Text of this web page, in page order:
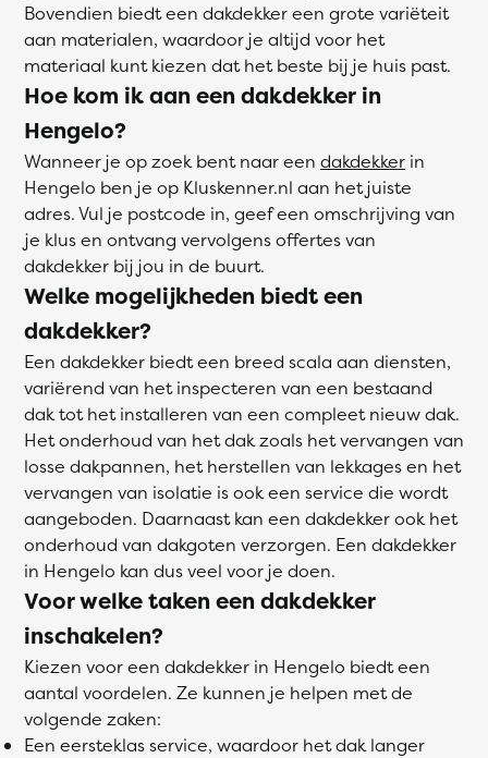
Bovendien biedt een dakdekker een grote variëteit
aan materialen, waardoor je altijd voor het
materiaal kunt kiezen dat het beste bij je huis past.
Hoe kom ik aan een dakdekker in
Hengelo?
Wanneer je op zoek bent naar een dakdekker in
Hengelo ben je op Kluskenner.nl aan het juiste
adres. Vul je postcode in, geef een omschrijving van
je klus en ontvang vervolgens offertes van
dakdekker bij jou in de buurt.
Welke mogelijkheden biedt een
dakdekker?
Een dakdekker biedt een breed scala aan diensten,
variërend van het inspecteren van een bestaand
dak tot het installeren van een compleet nieuw dak.
Het onderhoud van het dak zoals het vervangen van
losse dakpannen, het herstellen van lekkages en het
vervangen van isolatie is ook een service die wordt
aangeboden. Daarnaast kan een dakdekker ook het
onderhoud van dakgoten verzorgen. Een dakdekker
in Hengelo kan dus veel voor je doen.
Voor welke taken een dakdekker
inschakelen?
Kiezen voor een dakdekker in Hengelo biedt een
aantal voordelen. Ze kunnen je helpen met de
volgende zaken:
Een eersteklas service, waardoor het dak langer